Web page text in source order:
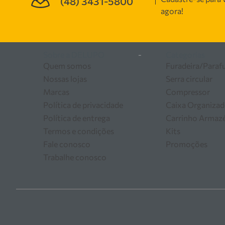
manutenção,
as melhores soluções
agora!
-